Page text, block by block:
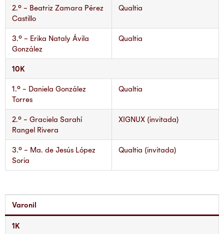
2.° – Beatriz Zamara Pérez
Castillo
Qualtia
3.° – Erika Nataly Ávila
González
Qualtia
10K
1.° – Daniela González
Torres
Qualtia
2.° – Graciela Sarahí
Rangel Rivera
XIGNUX (invitada)
3.° – Ma. de Jesús López
Soria
Qualtia (invitada)
Varonil
1K